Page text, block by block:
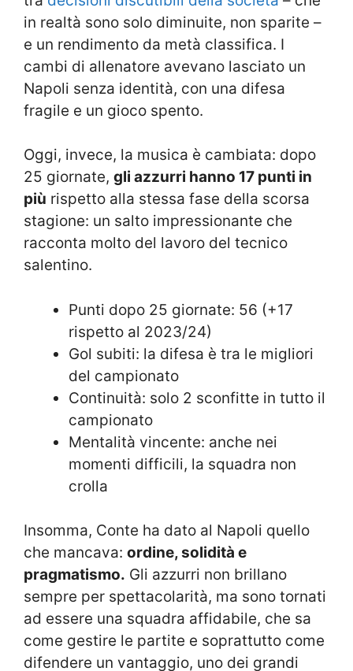
in realtà sono solo diminuite, non sparite –
e un rendimento da metà classifica. I
cambi di allenatore avevano lasciato un
Napoli senza identità, con una difesa
fragile e un gioco spento.
Oggi, invece, la musica è cambiata: dopo
25 giornate, gli azzurri hanno 17 punti in
più rispetto alla stessa fase della scorsa
stagione: un salto impressionante che
racconta molto del lavoro del tecnico
salentino.
Punti dopo 25 giornate: 56 (+17
rispetto al 2023/24)
Gol subiti: la difesa è tra le migliori
del campionato
Continuità: solo 2 sconfitte in tutto il
campionato
Mentalità vincente: anche nei
momenti difficili, la squadra non
crolla
Insomma, Conte ha dato al Napoli quello
che mancava: ordine, solidità e
pragmatismo. Gli azzurri non brillano
sempre per spettacolarità, ma sono tornati
ad essere una squadra affidabile, che sa
come gestire le partite e soprattutto come
difendere un vantaggio, uno dei grandi